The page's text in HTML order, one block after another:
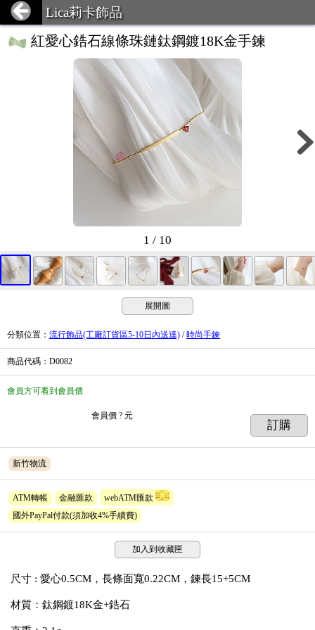
Lica莉卡飾品
紅愛心鋯石線條珠鏈鈦鋼鍍18K金手鍊
1 / 10
展開圖
分類位置 ： 流行飾品(工廠訂貨區5-10日內送達) /時尚手鍊
商品代碼 ：D0082
會員方可看到會員價
會員價 ? 元
訂購
新竹物流
ATM轉帳 金融匯款
webATM匯款
國外PayPal付款(須加收4%手續費)
加入到收藏匣
尺寸 : 愛心0.5CM，長條面寬0.22CM，鍊長15+5CM
材質：鈦鋼鍍18K金+鋯石